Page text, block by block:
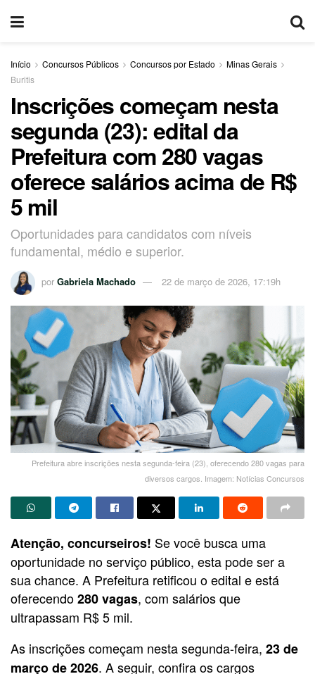
Início Concursos Públicos Concursos por Estado
Minas Gerais
Buritis
Inscrições começam nesta
segunda (23): edital da
Prefeitura com 280 vagas
oferece salários acima de R$
5 mil
Oportunidades para candidatos com níveis
fundamental, médio e superior.
por Gabriela Machado 22 de março de 2026, 17:19h
Prefeitura abre inscrições nesta segunda-feira (23), oferecendo 280 vagas para
diversos cargos. Imagem: Notícias Concursos
Atenção, concurseiros! Se você busca uma
oportunidade no serviço público, esta pode ser a
sua chance. A Prefeitura retificou o edital e está
oferecendo280 vagas, com salários que
ultrapassam R$ 5 mil.
As inscrições começam nesta segunda-feira, 23 de
março de 2026. A seguir, confira os cargos